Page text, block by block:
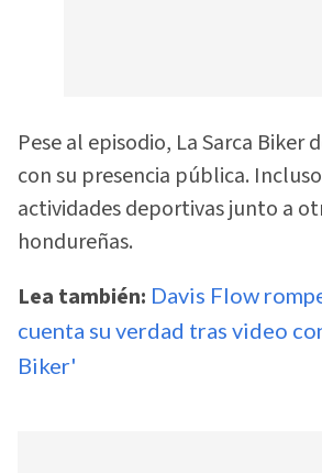
Pese al episodio, La Sarca Biker
con su presencia pública.
actividades deportivas junto a
hondureñas.
Lea también: Davis Flow
cuenta su verdad tras video
Biker'